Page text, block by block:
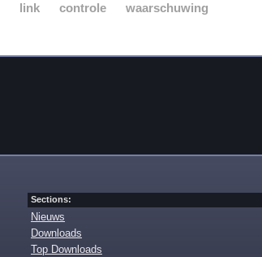
link controle
waarschuwing
Sections:
Nieuws
Downloads
Top Downloads